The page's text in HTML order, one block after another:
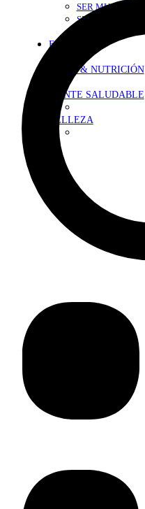
SER MUJER
SEXY-SALUD
EN FORMA
DIETA & NUTRICIÓN
MENTE SALUDABLE
BELLEZA